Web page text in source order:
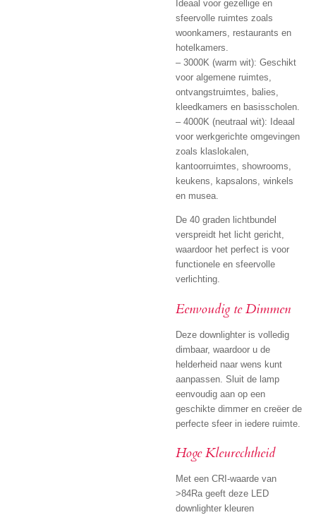
Ideaal voor gezellige en
sfeervolle ruimtes zoals
woonkamers, restaurants en
hotelkamers.
– 3000K (warm wit): Geschikt
voor algemene ruimtes,
ontvangstruimtes, balies,
kleedkamers en basisscholen.
– 4000K (neutraal wit): Ideaal
voor werkgerichte omgevingen
zoals klaslokalen,
kantoorruimtes, showrooms,
keukens, kapsalons, winkels
en musea.
De 40 graden lichtbundel
verspreidt het licht gericht,
waardoor het perfect is voor
functionele en sfeervolle
verlichting.
Eenvoudig te Dimmen
Deze downlighter is volledig
dimbaar, waardoor u de
helderheid naar wens kunt
aanpassen. Sluit de lamp
eenvoudig aan op een
geschikte dimmer en creëer de
perfecte sfeer in iedere ruimte.
Hoge Kleurechtheid
Met een CRI-waarde van
>84Ra geeft deze LED
downlighter kleuren